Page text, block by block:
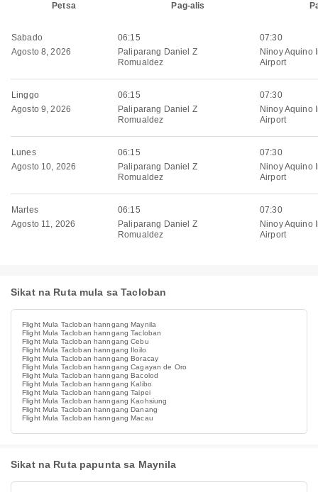
Petsa Pag-alis
Sabado
Agosto 8, 2026
06:15
Paliparang Daniel Z
Romualdez
07:30
Ninoy Aquino
Airport
Linggo
Agosto 9, 2026
06:15
Paliparang Daniel Z
Romualdez
07:30
Ninoy Aquino
Airport
Lunes
Agosto 10, 2026
06:15
Paliparang Daniel Z
Romualdez
07:30
Ninoy Aquino
Airport
Martes
Agosto 11, 2026
06:15
Paliparang Daniel Z
Romualdez
07:30
Ninoy Aquino
Airport
Sikat na Ruta mula sa Tacloban
Flight Mula Tacloban hanngang Maynila
Flight Mula Tacloban hanngang Tacloban
Flight Mula Tacloban hanngang Cebu
Flight Mula Tacloban hanngang Iloilo
Flight Mula Tacloban hanngang Boracay
Flight Mula Tacloban hanngang Cagayan de Oro
Flight Mula Tacloban hanngang Bacolod
Flight Mula Tacloban hanngang Kalibo
Flight Mula Tacloban hanngang Taipei
Flight Mula Tacloban hanngang Kaohsiung
Flight Mula Tacloban hanngang Danang
Flight Mula Tacloban hanngang Macau
Sikat na Ruta papunta sa Maynila